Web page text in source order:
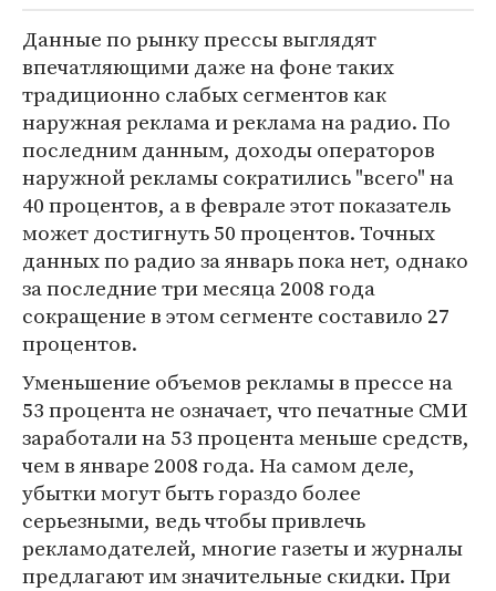
Данные по рынку прессы выглядят
впечатляющими даже на фоне таких
традиционно слабых сегментов как
наружная реклама и реклама на радио. По
последним данным, доходы операторов
наружной рекламы сократились "всего" на
40 процентов, а в феврале этот показатель
может достигнуть 50 процентов. Точных
данных по радио за январь пока нет, однако
за последние три месяца 2008 года
сокращение в этом сегменте составило 27
процентов.
Уменьшение объемов рекламы в прессе на
53 процента не означает, что печатные СМИ
заработали на 53 процента меньше средств,
чем в январе 2008 года. На самом деле,
убытки могут быть гораздо более
серьезными, ведь чтобы привлечь
рекламодателей, многие газеты и журналы
предлагают им значительные скидки. При